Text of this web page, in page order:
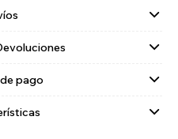
pago